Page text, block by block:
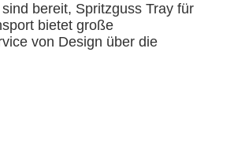
bereit, Spritzguss Tray für
bietet große
von Design über die